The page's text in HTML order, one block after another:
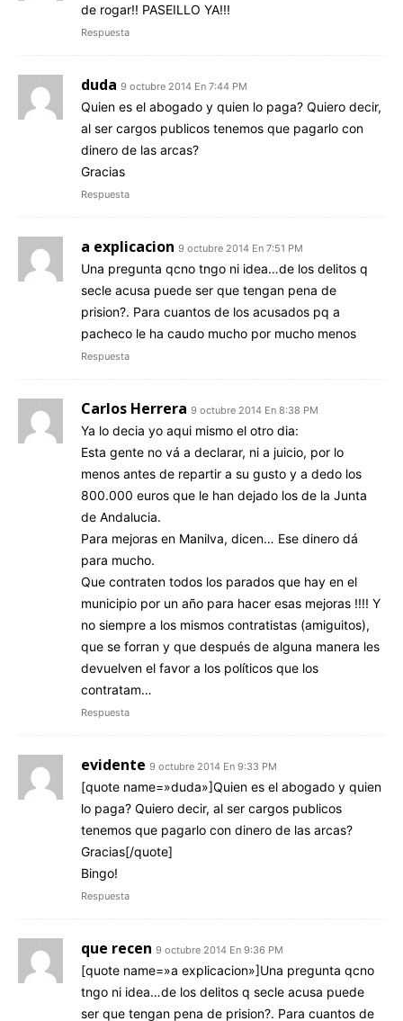
de rogar!! PASEILLO YA!!!
Respuesta
duda 9 octubre 2014 En 7:44 PM
Quien es el abogado y quien lo paga? Quiero decir,
al ser cargos publicos tenemos que pagarlo con
dinero de las arcas?
Gracias
Respuesta
a explicacion 9 octubre 2014 En 7:51 PM
Una pregunta qcno tngo ni idea…de los delitos q
secle acusa puede ser que tengan pena de
prision?. Para cuantos de los acusados pq a
pacheco le ha caudo mucho por mucho menos
Respuesta
Carlos Herrera 9 octubre 2014 En 8:38 PM
Ya lo decia yo aqui mismo el otro dia:
Esta gente no vá a declarar, ni a juicio, por lo
menos antes de repartir a su gusto y a dedo los
800.000 euros que le han dejado los de la Junta
de Andalucia.
Para mejoras en Manilva, dicen… Ese dinero dá
para mucho.
Que contraten todos los parados que hay en el
municipio por un año para hacer esas mejoras !!!! Y
no siempre a los mismos contratistas (amiguitos),
que se forran y que después de alguna manera les
devuelven el favor a los políticos que los
contratam…
Respuesta
evidente 9 octubre 2014 En 9:33 PM
[quote name=»duda»]Quien es el abogado y quien
lo paga? Quiero decir, al ser cargos publicos
tenemos que pagarlo con dinero de las arcas?
Gracias[/quote]
Bingo!
Respuesta
que recen 9 octubre 2014 En 9:36 PM
[quote name=»a explicacion»]Una pregunta qcno
tngo ni idea…de los delitos q secle acusa puede
ser que tengan pena de prision?. Para cuantos de